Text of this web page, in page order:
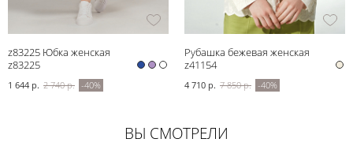
z83225 Юбка женская
z83225
1 644 р. 2 740 р. -40%
Рубашка бежевая женская
z41154
4 710 р. 7 850 р. -40%
ВЫ СМОТРЕЛИ